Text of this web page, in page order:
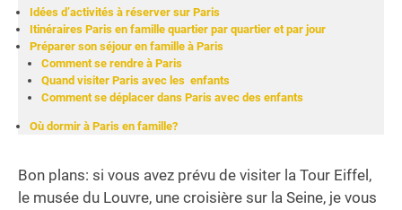
Idées d’activités à réserver sur Paris
Itinéraires Paris en famille quartier par quartier et par jour
Préparer son séjour en famille à Paris
Comment se rendre à Paris
Quand visiter Paris avec les enfants
Comment se déplacer dans Paris avec des enfants
Où dormir à Paris en famille?
Bon plans: si vous avez prévu de visiter la Tour Eiffel,
le musée du Louvre, une croisière sur la Seine, je vous